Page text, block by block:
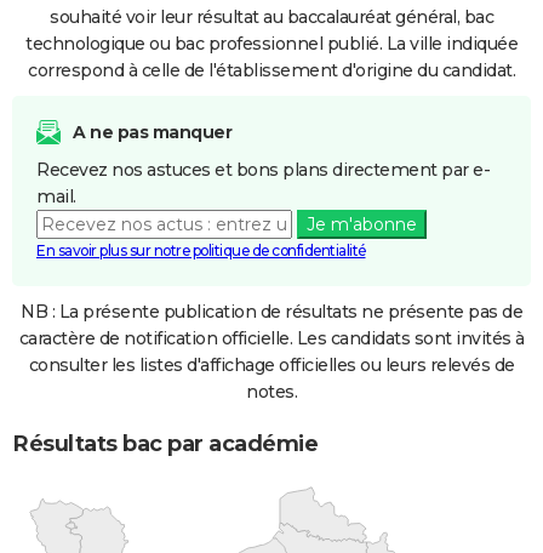
souhaité voir leur résultat au baccalauréat général, bac
technologique ou bac professionnel publié. La ville indiquée
correspond à celle de l'établissement d'origine du candidat.
A ne pas manquer
Recevez nos astuces et bons plans directement par e-
mail.
Je m'abonne
En savoir plus sur notre politique de confidentialité
NB : La présente publication de résultats ne présente pas de
caractère de notification officielle. Les candidats sont invités à
consulter les listes d'affichage officielles ou leurs relevés de
notes.
Résultats bac par académie